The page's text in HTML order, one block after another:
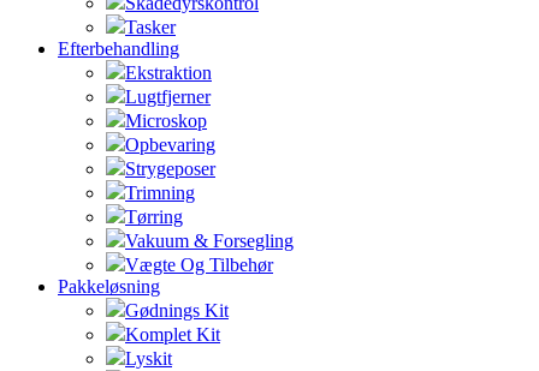
Tasker
Efterbehandling
Ekstraktion
Lugtfjerner
Microskop
Opbevaring
Strygeposer
Trimning
Tørring
Vakuum & Forsegling
Vægte Og Tilbehør
Pakkeløsning
Gødnings Kit
Komplet Kit
Lyskit